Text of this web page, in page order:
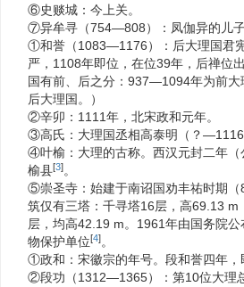
⑥史赕城：今上关。
⑦异牟寻（754—808）：凤伽异的儿子
①和誉（1083—1176）：后大理国君
严，1108年即位，在位39年，后禅位
国有前、后之分：937—1094年为前
后大理国。）
②辛卯：1111年，北宋政和元年。
③高氏：大理国丞相高泰明（？—1116
④叶榆：大理的古称。西汉元封二年（
榆县[3]。
⑤崇圣寺：始建于南诏国劝丰祐时期
筑仅有三塔：千寻塔16层，高69.13 m
层，均高42.19 m。1961年由国务院
物保护单位[4]。
①政和：宋徽宗的年号。段和誉四年，
②段功（1312—1365）：第10位大理